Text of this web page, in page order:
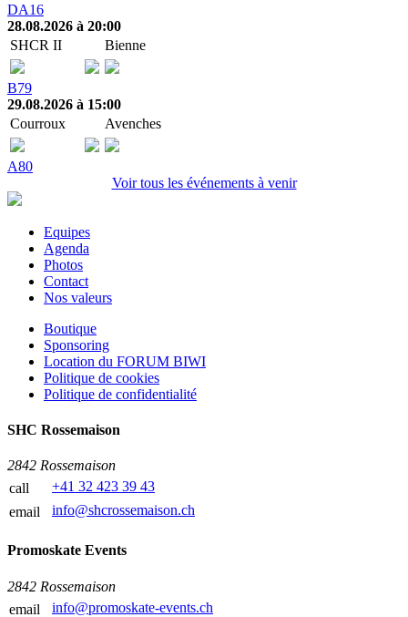
DA16
28.08.2026 à 20:00
SHCR II
Bienne
B79
29.08.2026 à 15:00
Courroux
Avenches
A80
Voir tous les événements à venir
Equipes
Agenda
Photos
Contact
Nos valeurs
Boutique
Sponsoring
Location du FORUM BIWI
Politique de cookies
Politique de confidentialité
SHC Rossemaison
2842 Rossemaison
call
+41 32 423 39 43
email
info@shcrossemaison.ch
Promoskate Events
2842 Rossemaison
email
info@promoskate-events.ch